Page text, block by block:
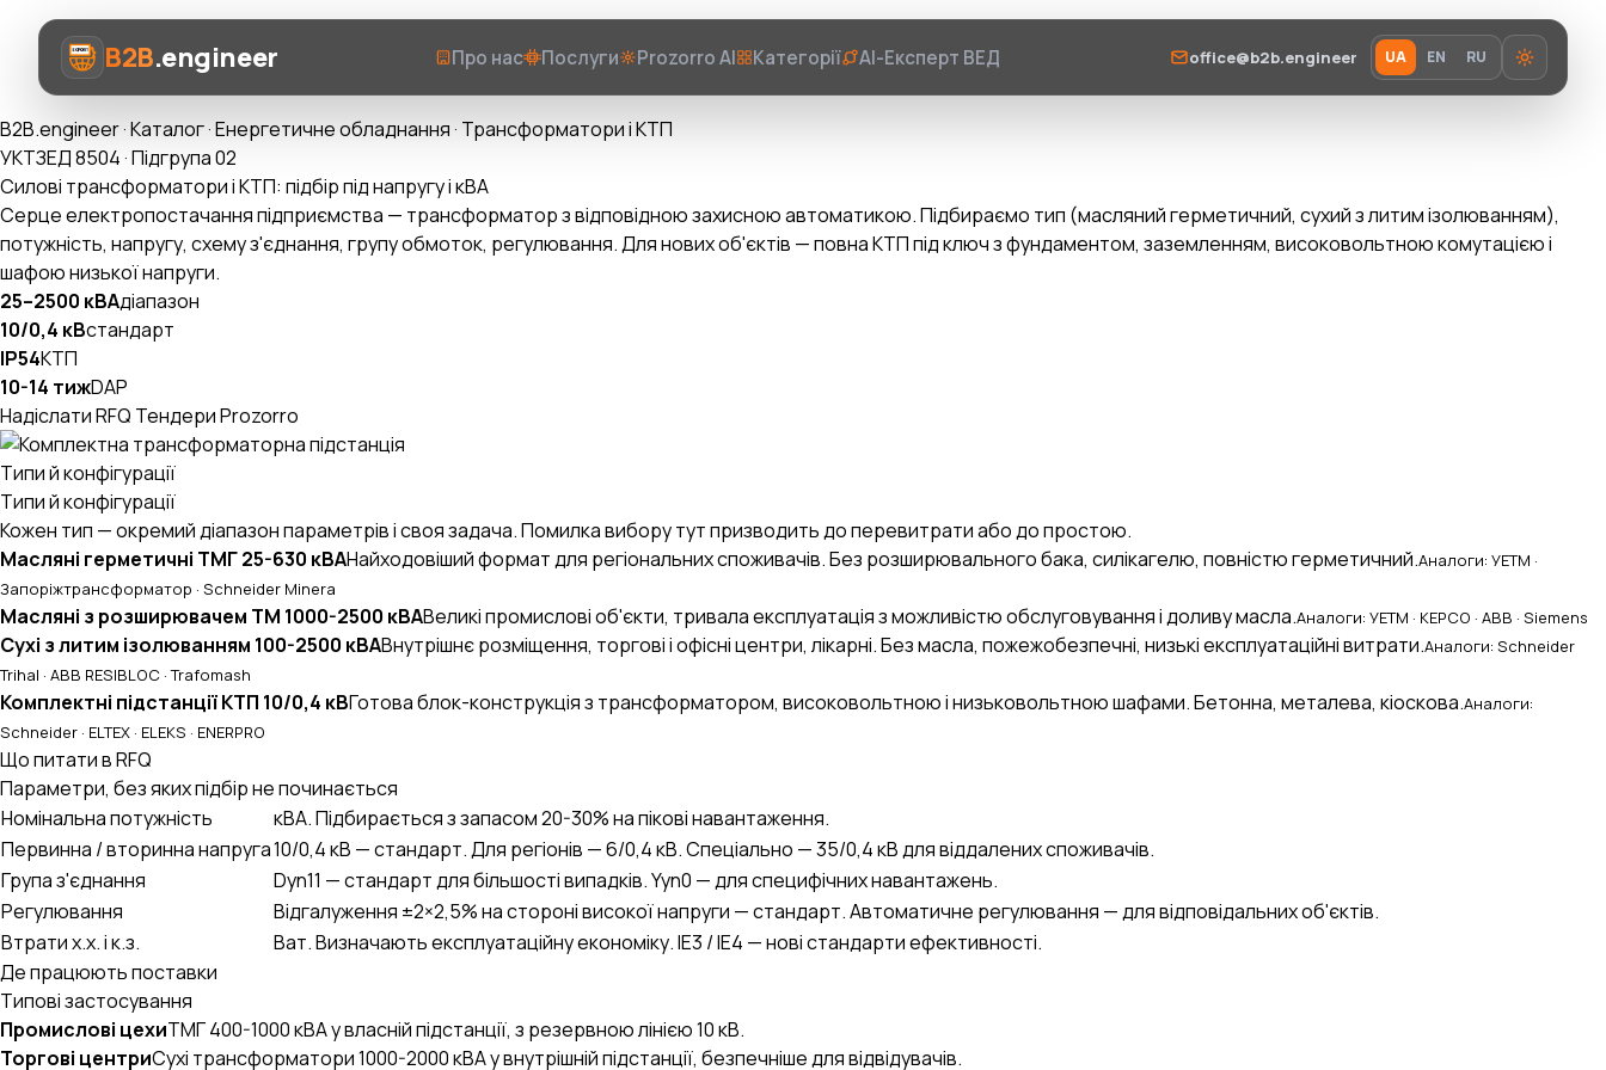
B2B.engineer Про нас Послуги Prozorro AI Категорії AI-Експерт ВЕД office@b2b.engineer UA EN RU
Про нас
Послуги
Prozorro AI
Категорії
AI-Експерт ВЕД
UA EN RU
B2B.engineer·Каталог·Енергетичне обладнання· Трансформатори і КТП
УКТЗЕД 8504 · Підгрупа 02
Силові трансформатори і КТП: підбір під напругу і кВА
Серце електропостачання підприємства — трансформатор з відповідною захисною автоматикою. Підбираємо тип (масляний герметичний, сухий з литим ізолюванням),
потужність, напругу, схему з'єднання, групу обмоток, регулювання. Для нових об'єктів — повна КТП під ключ з фундаментом, заземленням, високовольтною комутацією і
шафою низької напруги.
25–2500 кВАдіапазон
10/0,4 кВстандарт
IP54КТП
10-14 тижDAP
Надіслати RFQ Тендери Prozorro
Типи й конфігурації
Типи й конфігурації
Кожен тип — окремий діапазон параметрів і своя задача. Помилка вибору тут призводить до перевитрати або до простою.
Масляні герметичні ТМГ 25-630 кВАНайходовіший формат для регіональних споживачів. Без розширювального бака, силікагелю, повністю герметичний.Аналоги: УЕТМ ·
Запоріжтрансформатор · Schneider Minera
Масляні з розширювачем ТМ 1000-2500 кВАВеликі промислові об'єкти, тривала експлуатація з можливістю обслуговування і доливу масла.Аналоги: УЕТМ · KEPCO · ABB · Siemens
Сухі з литим ізолюванням 100-2500 кВАВнутрішнє розміщення, торгові і офісні центри, лікарні. Без масла, пожежобезпечні, низькі експлуатаційні витрати.Аналоги: Schneider
Trihal · ABB RESIBLOC · Trafomash
Комплектні підстанції КТП 10/0,4 кВГотова блок-конструкція з трансформатором, високовольтною і низьковольтною шафами. Бетонна, металева, кіоскова.Аналоги:
Schneider · ELTEX · ELEKS · ENERPRO
Що питати в RFQ
Параметри, без яких підбір не починається
Номінальна потужність
кВА. Підбирається з запасом 20-30% на пікові навантаження.
Первинна / вторинна напруга10/0,4 кВ — стандарт. Для регіонів — 6/0,4 кВ. Спеціально — 35/0,4 кВ для віддалених споживачів.
Група з'єднання
Dyn11 — стандарт для більшості випадків. Yyn0 — для специфічних навантажень.
Регулювання
Відгалуження ±2×2,5% на стороні високої напруги — стандарт. Автоматичне регулювання — для відповідальних об'єктів.
Втрати х.х. і к.з.
Ват. Визначають експлуатаційну економіку. IE3 / IE4 — нові стандарти ефективності.
Де працюють поставки
Типові застосування
Промислові цехиТМГ 400-1000 кВА у власній підстанції, з резервною лінією 10 кВ.
Торгові центриСухі трансформатори 1000-2000 кВА у внутрішній підстанції, безпечніше для відвідувачів.